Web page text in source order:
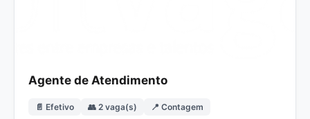
Agente de Atendimento
📄 Efetivo 👥 2 vaga(s) 📍 Contagem